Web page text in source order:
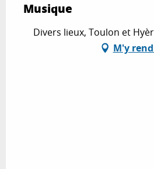
Musique
Divers lieux, Toulon et
M'y